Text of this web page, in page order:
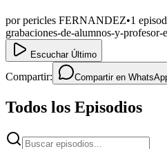
porpericles FERNANDEZ•1
grabaciones-de-alumnos-y-
Escuchar Último
Compartir: Compartir en
Todos los Episodios